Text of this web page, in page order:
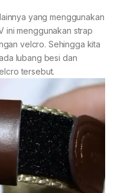
yang menggunakan
ini menggunakan strap
velcro. Sehingga kita
lubang besi dan
tersebut.